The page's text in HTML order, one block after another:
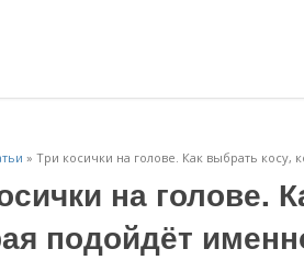
» Три косички на голове. Как выбрать косу,
на голове.
подойдёт